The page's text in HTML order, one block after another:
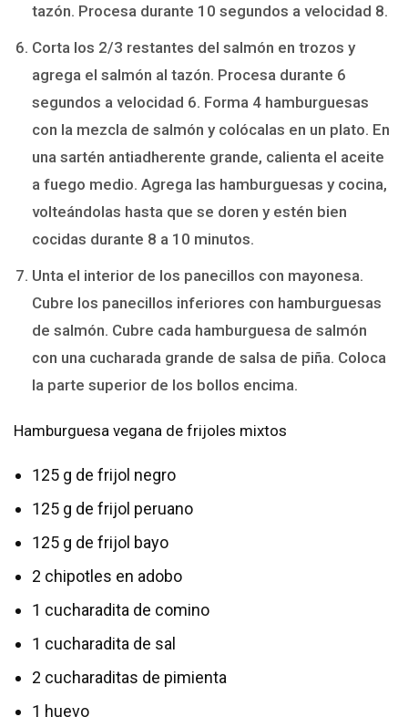
tazón. Procesa durante 10 segundos a velocidad 8.
Corta los 2/3 restantes del salmón en trozos y
agrega el salmón al tazón. Procesa durante 6
segundos a velocidad 6. Forma 4 hamburguesas
con la mezcla de salmón y colócalas en un plato. En
una sartén antiadherente grande, calienta el aceite
a fuego medio. Agrega las hamburguesas y cocina,
volteándolas hasta que se doren y estén bien
cocidas durante 8 a 10 minutos.
Unta el interior de los panecillos con mayonesa.
Cubre los panecillos inferiores con hamburguesas
de salmón. Cubre cada hamburguesa de salmón
con una cucharada grande de salsa de piña. Coloca
la parte superior de los bollos encima.
Hamburguesa vegana de frijoles mixtos
125 g de frijol negro
125 g de frijol peruano
125 g de frijol bayo
2 chipotles en adobo
1 cucharadita de comino
1 cucharadita de sal
2 cucharaditas de pimienta
1 huevo